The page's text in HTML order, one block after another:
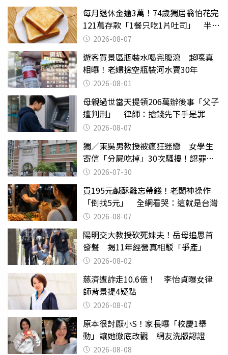
每月退休金逾3萬！74歲獨居翁怕花完
121萬存款「1餐只吃1片吐司」 半年
後暴瘦嚇壞女兒
2026-08-07
遊客買景區瓶裝水喝完腹瀉 超噁真
相曝！老婦撿空瓶裝河水賣30年
2026-08-01
母親過世當天提領206萬辦後事「父子
遭判刑」 律師：搶錢先下手是罪
2026-08-07
獨／東吳男教授被瘋狂迷戀 女學生
寄信「分屍吃掉」30次騷擾！認罪免
關 2026-07-30
買195元鹹酥雞忘帶錢！老闆神操作
「倒找5元」 全網看哭：這就是台灣
2026-08-07
陽明交大教授砍死妹夫！岳母追思首
發聲 揭11年經營真相駁「爭產」
2026-08-02
慈濟遭詐走10.6億！ 李怡貞曝女律
師背景提4疑點
2026-08-07
原本很討厭小S！家長曝「校慶1舉
動」讓她徹底改觀 網友洗版認證
2026-08-08